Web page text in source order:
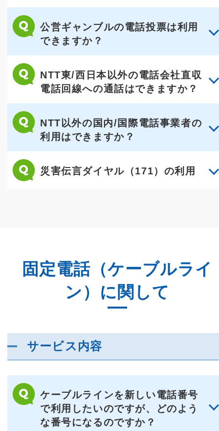
公営ギャンブルの電話投票は利用
できますか？
NTT東/西日本以外の電話会社直収
電話回線への通話はできますか？
NTT以外の国内/国際電話事業者の
利用はできますか？
災害伝言ダイヤル（171）の利用
固定電話（ケーブルライ
ン）に関して
サービス内容
ケーブルラインを新しい電話番号
で利用したいのですが、どのよう
な番号になるのですか？